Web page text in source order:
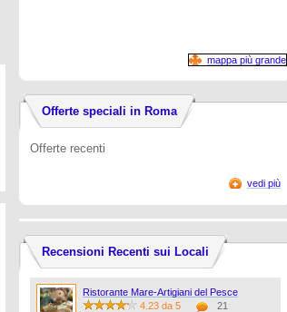
mappa più grande
Offerte speciali in Roma
Offerte recenti
vedi più
Recensioni Recenti sui Locali
Ristorante Mare-Artigiani del Pesce
4.23 da 5
21